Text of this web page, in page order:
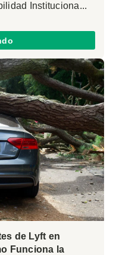
Instituciona...
de Lyft en
Funciona la